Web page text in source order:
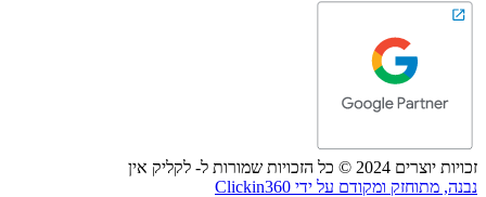
זכויות יוצרים 2024 © כל הזכויות שמורות ל- לקליק אין
נבנה, מתוחזק ומקודם על ידי Clickin360